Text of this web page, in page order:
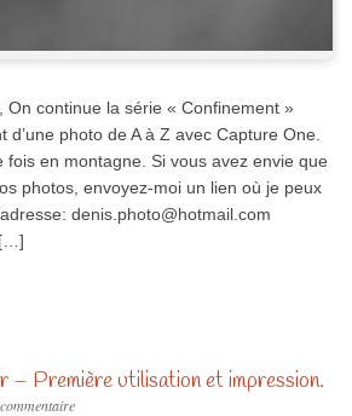
On continue la série « Confinement »
d’une photo de A à Z avec Capture One.
fois en montagne. Si vous avez envie que
photos, envoyez-moi un lien où je peux
denis.photo@hotmail.com
[…]
– Première utilisation et impression.